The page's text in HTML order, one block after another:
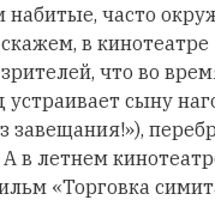
часто
в
что во
устраивает сыну
завещания!»),
в летнем
«Торговка